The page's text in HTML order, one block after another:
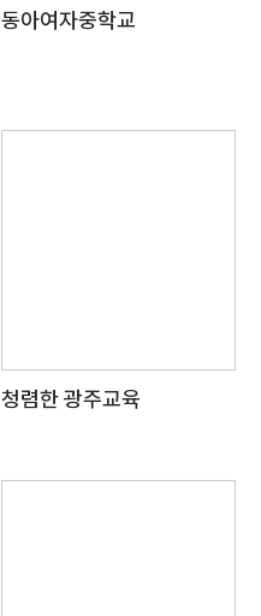
동아여자중학교
청렴한 광주교육